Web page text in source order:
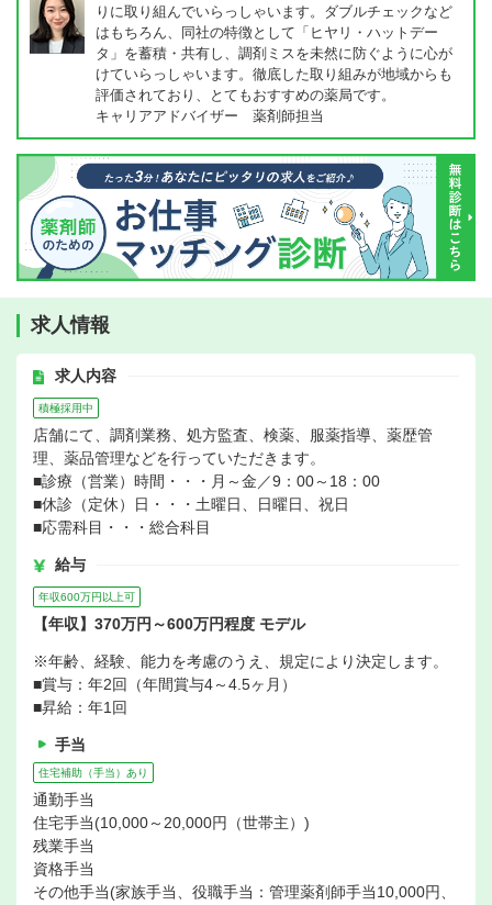
りに取り組んでいらっしゃいます。ダブルチェックなど
はもちろん、同社の特徴として「ヒヤリ・ハットデー
タ」を蓄積・共有し、調剤ミスを未然に防ぐように心が
けていらっしゃいます。徹底した取り組みが地域からも
評価されており、とてもおすすめの薬局です。
キャリアアドバイザー 薬剤師担当
求人情報
求人内容
積極採用中
店舗にて、調剤業務、処方監査、検薬、服薬指導、薬歴管
理、薬品管理などを行っていただきます。
■診療（営業）時間・・・月～金／9：00～18：00
■休診（定休）日・・・土曜日、日曜日、祝日
■応需科目・・・総合科目
給与
年収600万円以上可
【年収】370万円～600万円程度 モデル
※年齢、経験、能力を考慮のうえ、規定により決定します。
■賞与：年2回（年間賞与4～4.5ヶ月）
■昇給：年1回
手当
住宅補助（手当）あり
通勤手当
住宅手当(10,000～20,000円（世帯主）)
残業手当
資格手当
その他手当(家族手当、役職手当：管理薬剤師手当10,000円、